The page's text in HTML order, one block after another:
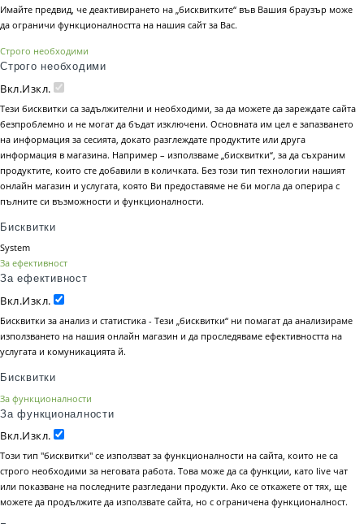
Имайте предвид, че деактивирането на „бисквитките“ във Вашия браузър може
да ограничи функционалността на нашия сайт за Вас.
Строго необходими
Строго необходими
Вкл.Изкл.
Тези бисквитки са задължителни и необходими, за да можете да зареждате сайта
безпроблемно и не могат да бъдат изключени. Основната им цел е запазването
на информация за сесията, докато разглеждате продуктите или друга
информация в магазина. Например – използваме „бисквитки“, за да съхраним
продуктите, които сте добавили в количката. Без този тип технологии нашият
онлайн магазин и услугата, която Ви предоставяме не би могла да оперира с
пълните си възможности и функционалности.
Бисквитки
System
За ефективност
За ефективност
Вкл.Изкл.
Бисквитки за анализ и статистика - Тези „бисквитки“ ни помагат да анализираме
използването на нашия онлайн магазин и да проследяваме ефективността на
услугата и комуникацията й.
Бисквитки
За функционалности
За функционалности
Вкл.Изкл.
Този тип "бисквитки" се използват за функционалности на сайта, които не са
строго необходими за неговата работа. Това може да са функции, като live чат
или показване на последните разгледани продукти. Ако се откажете от тях, ще
можете да продължите да използвате сайта, но с ограничена функционалност.